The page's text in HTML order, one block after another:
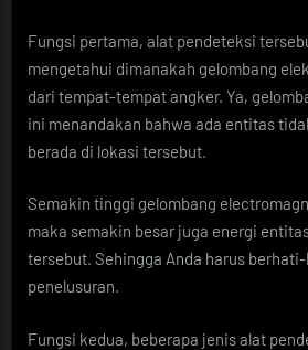
Fungsi pertama, alat pendeteksi
mengetahui dimanakah gelombang
dari tempat-tempat angker. Ya,
ini menandakan bahwa ada entitas
berada di lokasi tersebut.
Semakin tinggi gelombang
maka semakin besar juga energi
tersebut. Sehingga Anda harus
penelusuran.
Fungsi kedua, beberapa jenis alat